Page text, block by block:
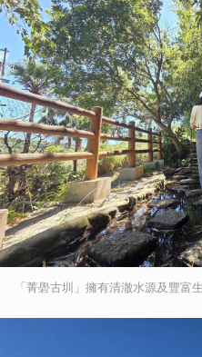
「菁礐古圳」擁有清澈水源及豐富